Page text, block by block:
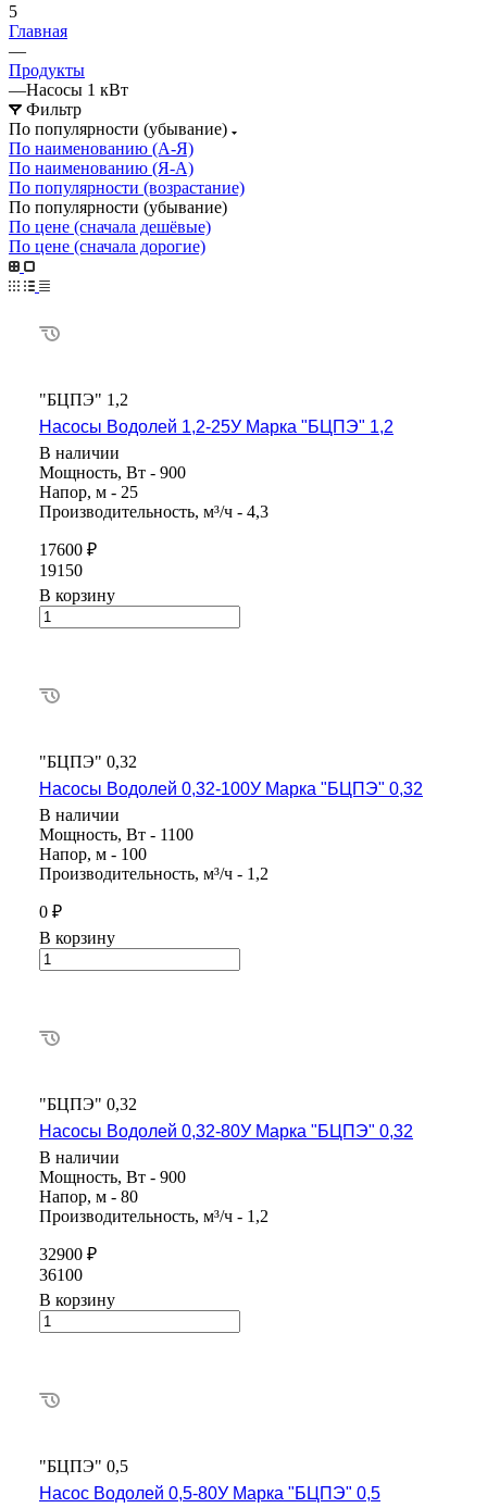
5
Главная
—
Продукты
—Насосы 1 кВт
Фильтр
По популярности (убывание)
По наименованию (А-Я)
По наименованию (Я-А)
По популярности (возрастание)
По популярности (убывание)
По цене (сначала дешёвые)
По цене (сначала дорогие)
"БЦПЭ" 1,2
Насосы Водолей 1,2-25У Марка "БЦПЭ" 1,2
В наличии
Мощность, Вт - 900
Напор, м - 25
Производительность, м³/ч - 4,3
17600 ₽
19150
В корзину
"БЦПЭ" 0,32
Насосы Водолей 0,32-100У Марка "БЦПЭ" 0,32
В наличии
Мощность, Вт - 1100
Напор, м - 100
Производительность, м³/ч - 1,2
0 ₽
В корзину
"БЦПЭ" 0,32
Насосы Водолей 0,32-80У Марка "БЦПЭ" 0,32
В наличии
Мощность, Вт - 900
Напор, м - 80
Производительность, м³/ч - 1,2
32900 ₽
36100
В корзину
"БЦПЭ" 0,5
Насос Водолей 0,5-80У Марка "БЦПЭ" 0,5